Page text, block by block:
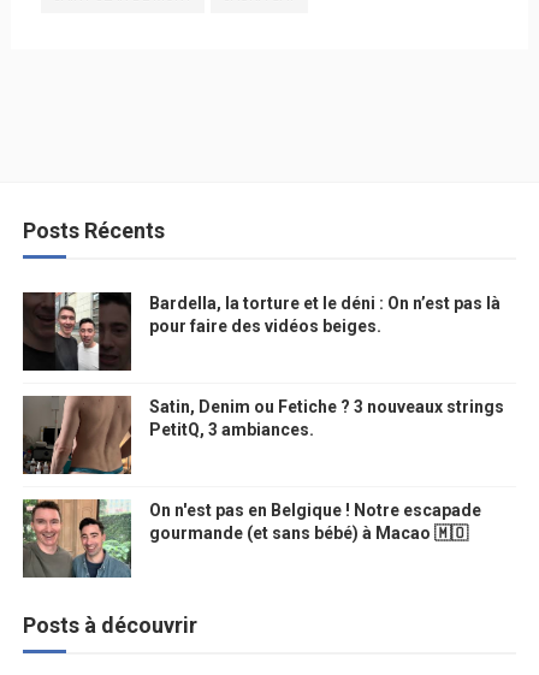
Posts Récents
Bardella, la torture et le déni : On n’est pas là
pour faire des vidéos beiges.
Satin, Denim ou Fetiche ? 3 nouveaux strings
PetitQ, 3 ambiances.
On n'est pas en Belgique ! Notre escapade
gourmande (et sans bébé) à Macao 🇲🇴
Posts à découvrir